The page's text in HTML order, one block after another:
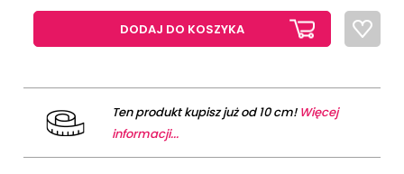
DODAJ DO KOSZYKA
Ten produkt kupisz już od 10 cm! Więcej
informacji...